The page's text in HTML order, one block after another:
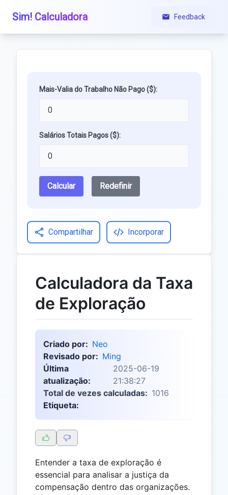
Sim! Calculadora Feedback
Mais-Valia do Trabalho Não Pago ($):
Salários Totais Pagos ($):
Calcular Redefinir
Compartilhar Incorporar
Calculadora da Taxa
de Exploração
Criado por: Neo
Revisado por: Ming
Última
atualização:
2025-06-19
21:38:27
Total de vezes calculadas: 1016
Etiqueta:
Entender a taxa de exploração é
essencial para analisar a justiça da
compensação dentro das organizações.